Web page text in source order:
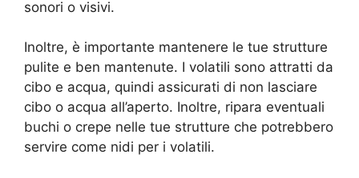
sonori o visivi.
Inoltre, è importante mantenere le tue strutture
pulite e ben mantenute. I volatili sono attratti da
cibo e acqua, quindi assicurati di non lasciare
cibo o acqua all’aperto. Inoltre, ripara eventuali
buchi o crepe nelle tue strutture che potrebbero
servire come nidi per i volatili.